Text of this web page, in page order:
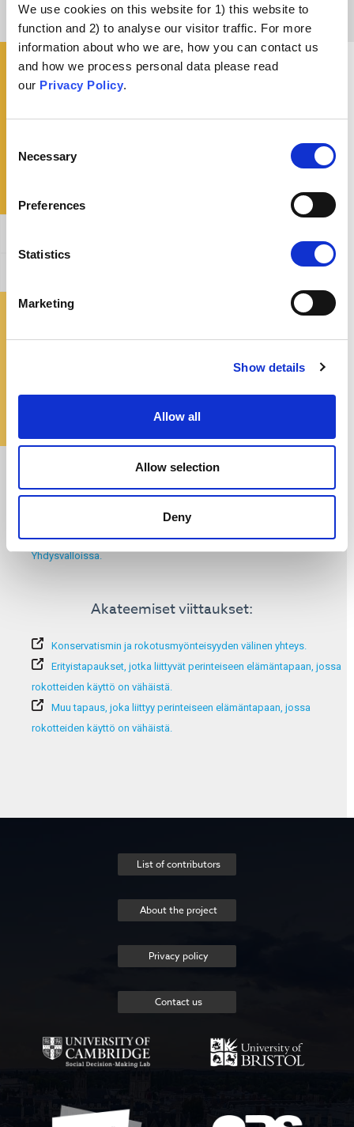
We use cookies on this website for 1) this website to
function and 2) to analyse our visitor traffic. For more
information about who we are, how you can contact us
and how we process personal data please read
our Privacy Policy.
Selection
Necessary
Preferences
Statistics
Marketing
Show details
Allow all
Allow selection
Deny
Mitä voisin sanoa jollekulle, joka uskoo vakaasti
tähän uskomukseen?
Lisätietoja:
Koronaan liittyvä väärän tiedon politiikka.
Rokotevastaisuuspolitiikka Euroopassa.
Politisoituminen ja koronarokotteiden vastustaminen
Yhdysvalloissa.
Akateemiset viittaukset:
Konservatismin ja rokotusmyönteisyyden välinen yhteys.
Erityistapaukset, jotka liittyvät perinteiseen elämäntapaan, jossa
rokotteiden käyttö on vähäistä.
Muu tapaus, joka liittyy perinteiseen elämäntapaan, jossa
rokotteiden käyttö on vähäistä.
List of contributors
About the project
Privacy policy
Contact us